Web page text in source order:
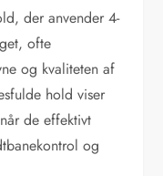
der anvender 4-
ofte
og kvaliteten af
hold viser
de effektivt
og